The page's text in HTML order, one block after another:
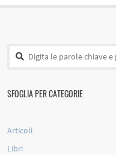
SFOGLIA PER CATEGORIE
Articoli
Libri